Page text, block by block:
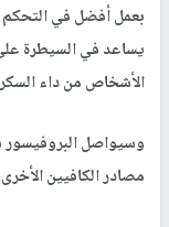
بعمل أفضل في التحكم
يساعد في السيطرة
الأشخاص من داء
وسيواصل البروفيسور
مصادر الكافيين